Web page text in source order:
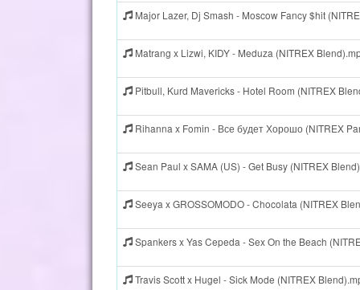
Major Lazer, Dj Smash - Moscow Fancy $hit
Matrang x Lizwi, KIDY - Meduza (NITREX
Pitbull, Kurd Mavericks - Hotel Room (NITREX
Rihanna x Fomin - Все будет Хорошо (NITREX
Sean Paul x SAMA (US) - Get Busy (NITREX
Seeya x GROSSOMODO - Chocolata (NITREX
Spankers x Yas Cepeda - Sex On the Beach
Travis Scott x Hugel - Sick Mode (NITREX